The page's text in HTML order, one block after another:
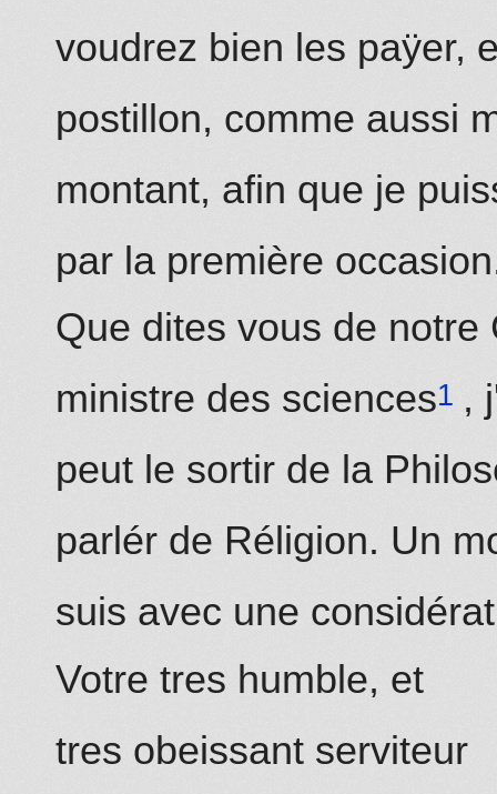
voudrez bien les paÿer,
postillon, comme aussi
montant, afin que je
par la première
Que dites vous de
ministre des sciences
,
peut le sortir de la
parlér de Réligion. Un
suis avec une
Votre tres humble, et
tres obeissant serviteur